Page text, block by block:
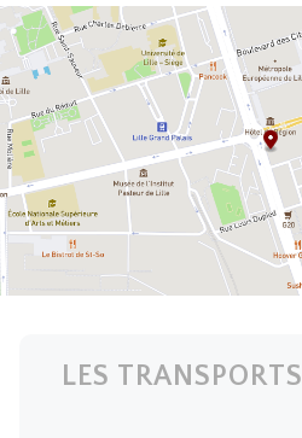
LES TRANSPORTS